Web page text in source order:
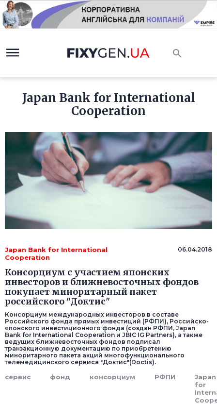
Japan Bank for International
Cooperation
Japan Bank for International
Cooperation
06.04.2018
Консорциум с участием японских
инвесторов и ближневосточных фондов
покупает миноритарный пакет
российского "Доктис"
Консорциум международных инвесторов в составе
Российского фонда прямых инвестиций (РФПИ), Российско-
японского инвестиционного фонда (создан РФПИ, Japan
Bank for International Cooperation и JBIC IG Partners), а также
ведущих ближневосточных фондов подписал
транзакционную документацию по приобретению
миноритарного пакета акций многофункционального
телемедицинского сервиса "Доктис"(Doctis).
сервис фонд консорциум РФПИ
for